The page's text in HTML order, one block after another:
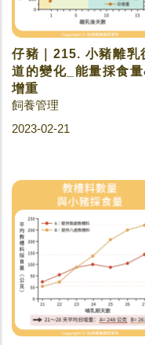
仔豬｜215. 小豬離乳
道的變化_能量採食
增重
飼養管理
2023-02-21